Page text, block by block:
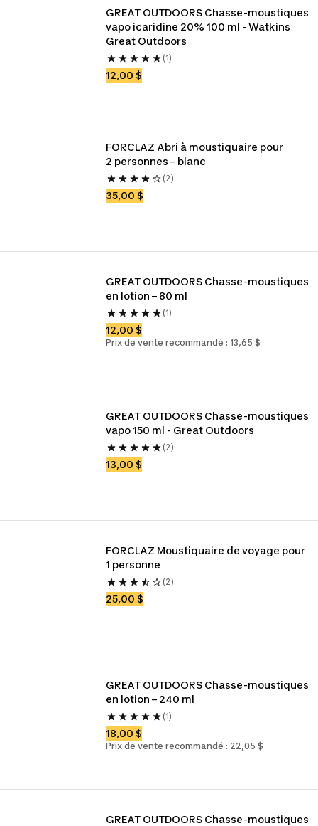
GREAT OUTDOORS Chasse-moustiques
vapo icaridine 20% 100 ml - Watkins
Great Outdoors
(1)
12,00 $
FORCLAZ Abri à moustiquaire pour
2 personnes – blanc
(2)
35,00 $
GREAT OUTDOORS Chasse-moustiques
en lotion – 80 ml
(1)
12,00 $
Prix de vente recommandé : 13,65 $
GREAT OUTDOORS Chasse-moustiques
vapo 150 ml - Great Outdoors
(2)
13,00 $
FORCLAZ Moustiquaire de voyage pour
1 personne
(2)
25,00 $
GREAT OUTDOORS Chasse-moustiques
en lotion – 240 ml
(1)
18,00 $
Prix de vente recommandé : 22,05 $
GREAT OUTDOORS Chasse-moustiques